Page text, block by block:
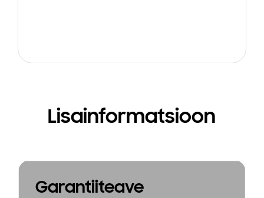
Lisainformatsioon
Garantiiteave